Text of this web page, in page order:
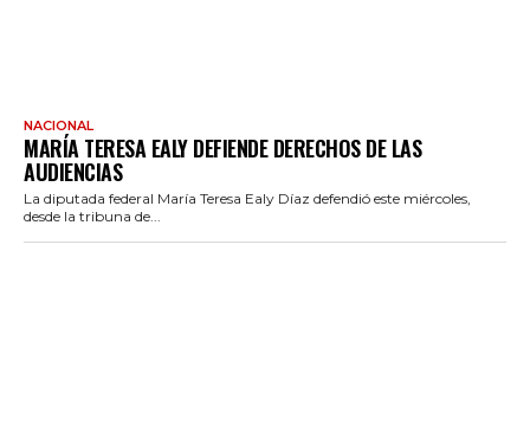
NACIONAL
MARÍA TERESA EALY DEFIENDE DERECHOS DE LAS
AUDIENCIAS
La diputada federal María Teresa Ealy Díaz defendió este miércoles,
desde la tribuna de...